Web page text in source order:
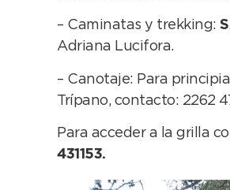
– Caminatas y trekking:
Adriana Lucifora.
– Canotaje: Para
Trípano, contacto: 2262
Para acceder a la grilla
431153.